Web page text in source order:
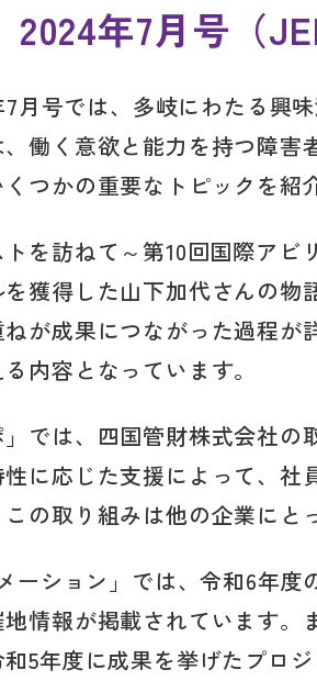
年7月号（
月号では、多岐にわたる興
働く意欲と能力を持つ障害
つかの重要なトピックを紹
を訪ねて～第10回国際アビ
を獲得した山下加代さんの
が成果につながった過程が
内容となっています。
では、四国管財株式会社の
に応じた支援によって、社
の取り組みは他の企業にと
ーション」では、令和6年
地情報が掲載されています。
5年度に成果を挙げたプロ